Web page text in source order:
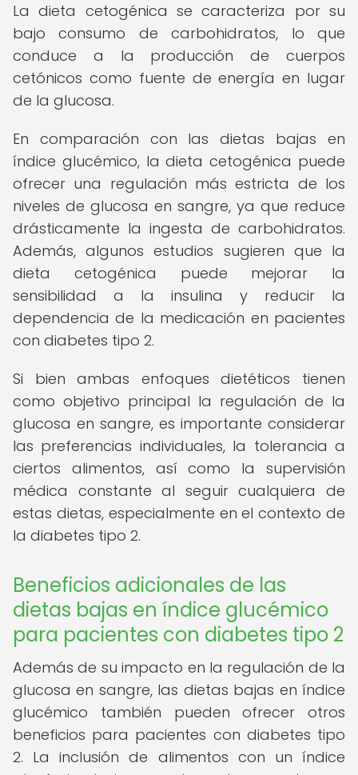
La dieta cetogénica se caracteriza por su
bajo consumo de carbohidratos, lo que
conduce a la producción de cuerpos
cetónicos como fuente de energía en lugar
de la glucosa.
En comparación con las dietas bajas en
índice glucémico, la dieta cetogénica puede
ofrecer una regulación más estricta de los
niveles de glucosa en sangre, ya que reduce
drásticamente la ingesta de carbohidratos.
Además, algunos estudios sugieren que la
dieta cetogénica puede mejorar la
sensibilidad a la insulina y reducir la
dependencia de la medicación en pacientes
con diabetes tipo 2.
Si bien ambas enfoques dietéticos tienen
como objetivo principal la regulación de la
glucosa en sangre, es importante considerar
las preferencias individuales, la tolerancia a
ciertos alimentos, así como la supervisión
médica constante al seguir cualquiera de
estas dietas, especialmente en el contexto de
la diabetes tipo 2.
Beneficios adicionales de las
dietas bajas en índice glucémico
para pacientes con diabetes tipo 2
Además de su impacto en la regulación de la
glucosa en sangre, las dietas bajas en índice
glucémico también pueden ofrecer otros
beneficios para pacientes con diabetes tipo
2. La inclusión de alimentos con un índice